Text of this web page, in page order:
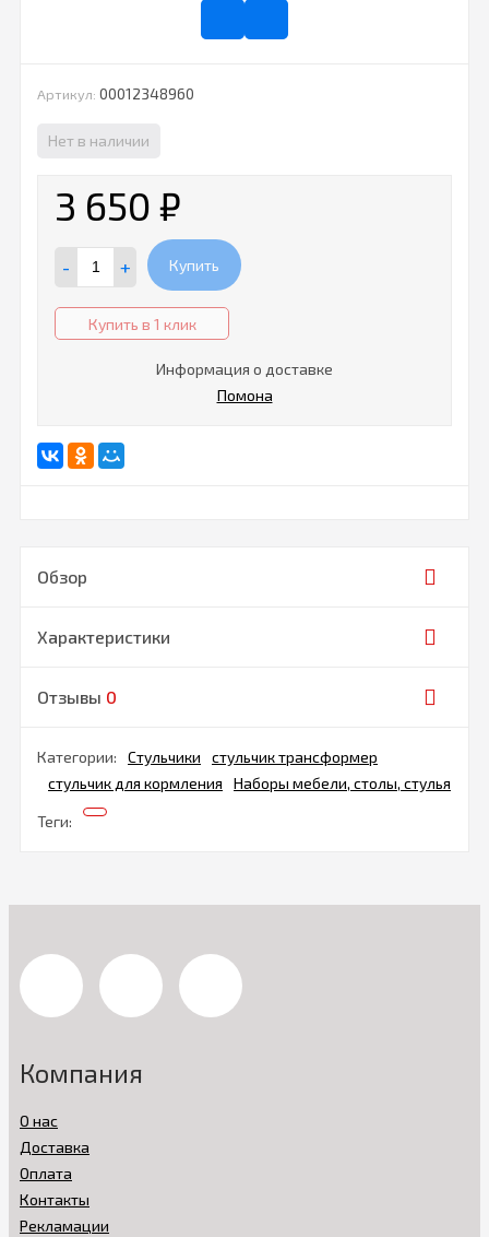
Артикул: 00012348960
Нет в наличии
3 650 ₽
- + Купить
Купить в 1 клик
Информация о доставке
Помона
Обзор
Характеристики
Отзывы 0
Категории: Стульчики
стульчик трансформер
стульчик для кормления
Наборы мебели, столы, стулья
Теги:
Компания
О нас
Доставка
Оплата
Контакты
Рекламации